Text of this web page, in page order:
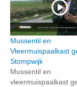
Mussentil en
Vleermuispaalkast
Stompwijk
Mussentil en
vleermuispaalkast